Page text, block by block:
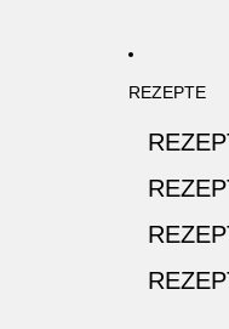
REZEPTE